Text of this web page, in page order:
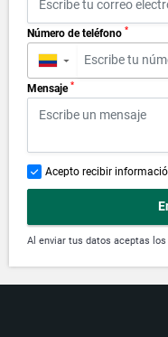
Número de teléfono *
▼
Mensaje *
Acepto recibir
Al enviar tus datos aceptas los